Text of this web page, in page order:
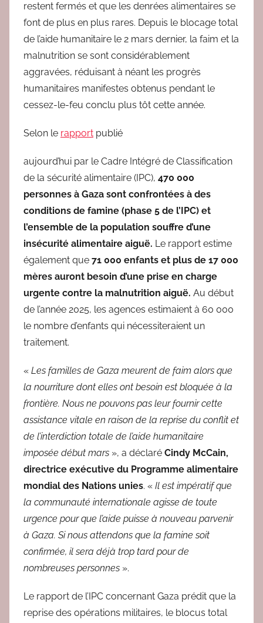
restent fermés et que les denrées alimentaires se
font de plus en plus rares. Depuis le blocage total
de l’aide humanitaire le 2 mars dernier, la faim et la
malnutrition se sont considérablement
aggravées, réduisant à néant les progrès
humanitaires manifestes obtenus pendant le
cessez-le-feu conclu plus tôt cette année.
Selon le rapport publié
aujourd’hui par le Cadre Intégré de Classification
de la sécurité alimentaire (IPC), 470 000
personnes à Gaza sont confrontées à des
conditions de famine (phase 5 de l’IPC) et
l’ensemble de la population souffre d’une
insécurité alimentaire aiguë. Le rapport estime
également que 71 000 enfants et plus de 17 000
mères auront besoin d’une prise en charge
urgente contre la malnutrition aiguë. Au début
de l’année 2025, les agences estimaient à 60 000
le nombre d’enfants qui nécessiteraient un
traitement.
« Les familles de Gaza meurent de faim alors que
la nourriture dont elles ont besoin est bloquée à la
frontière. Nous ne pouvons pas leur fournir cette
assistance vitale en raison de la reprise du conflit et
de l’interdiction totale de l’aide humanitaire
imposée début mars », a déclaré Cindy McCain,
directrice exécutive du Programme alimentaire
mondial des Nations unies. « Il est impératif que
la communauté internationale agisse de toute
urgence pour que l’aide puisse à nouveau parvenir
à Gaza. Si nous attendons que la famine soit
confirmée, il sera déjà trop tard pour de
nombreuses personnes ».
Le rapport de l’IPC concernant Gaza prédit que la
reprise des opérations militaires, le blocus total